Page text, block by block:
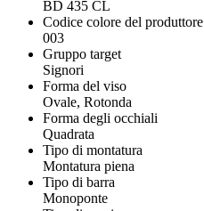
BD 435 CL
Codice colore del produttore
003
Gruppo target
Signori
Forma del viso
Ovale, Rotonda
Forma degli occhiali
Quadrata
Tipo di montatura
Montatura piena
Tipo di barra
Monoponte